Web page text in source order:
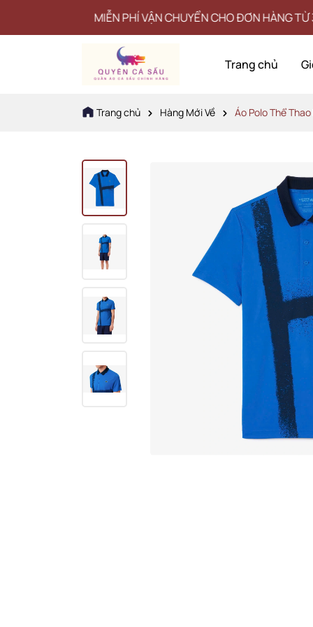
MIỄN PHÍ VẬN CHUYỂN CHO ĐƠN HÀNG TỪ 3 TRIỆU
Trang chủ
Trang chủ Hàng Mới Về Áo Polo Thể